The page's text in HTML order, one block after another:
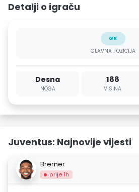
Detalji o igraču
GK
GLAVNA POZICIJA
Desna
NOGA
188
VISINA
Juventus: Najnovije vijesti
Bremer
prije 1h